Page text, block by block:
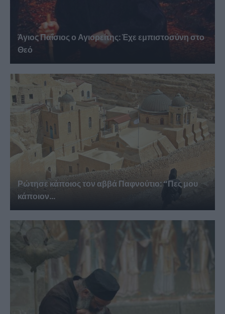
Άγιος Παΐσιος ο Αγιορείτης: Ἐχε εμπιστοσύνη στο
Θεό
Ρώτησε κάποιος τον αββά Παφνούτιο: “Πες μου
κάποιον...